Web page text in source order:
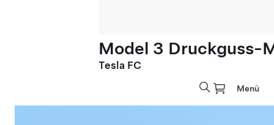
Model 3 Druckguss-
Tesla FC
Menü